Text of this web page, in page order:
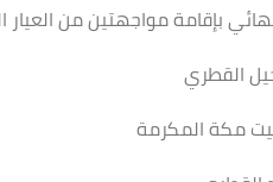
بإقامة مواجهتين من العيار
القطري